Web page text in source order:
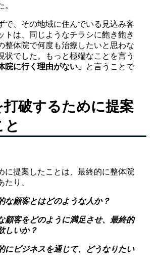
。
で、その地域に住んでいる見込み客
トは、同じようなチラシに飽き飽き
整体院で何度も治療したいと思わな
状でした。もっと極端なことを言う
院に行く理由がない」 と言うことで
打破するために提案
と
に提案したことは、最終的に整体院
たり、
な顧客とはどのような人か？
顧客をどのように満足させ、最終的
しいか？
にビジネスを通じて、どうなりたい